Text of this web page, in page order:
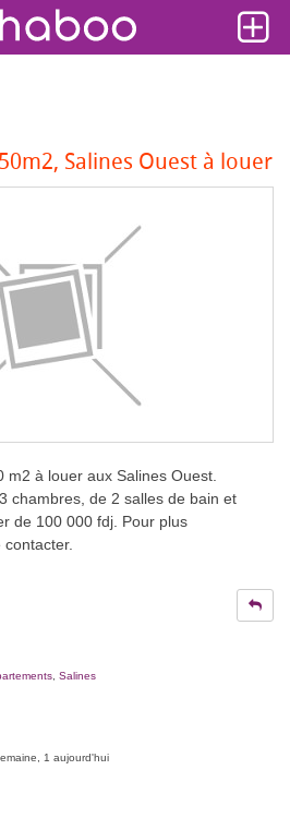
Salines Ouest à louer
à louer aux Salines Ouest.
chambres, de 2 salles de bain et
de 100 000 fdj. Pour plus
Salines
1 aujourd'hui